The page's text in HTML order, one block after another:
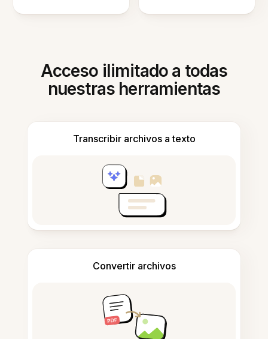
Acceso ilimitado a todas
nuestras herramientas
Transcribir archivos a texto
Convertir archivos